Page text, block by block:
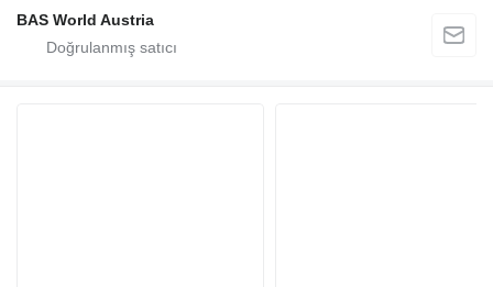
BAS World Austria